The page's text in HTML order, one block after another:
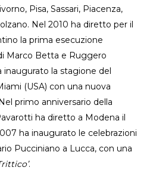
Pisa, Sassari, Piacenza,
Nel 2010 ha diretto per il
la prima esecuzione
Marco Betta e Ruggero
la stagione del
(USA) con una nuova
Nel primo anniversario della
ha diretto a Modena il
ha inaugurato le celebrazioni
Pucciniano a Lucca, con una
.